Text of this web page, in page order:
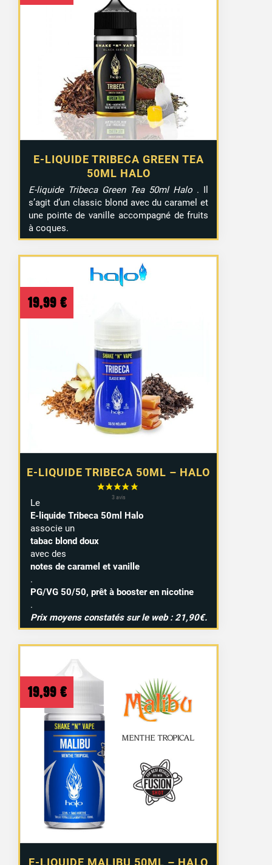
E-LIQUIDE TRIBECA GREEN TEA
50ML HALO
E-liquide Tribeca Green Tea 50ml Halo . Il
s’agit d’un classic blond avec du caramel et
une pointe de vanille accompagné de fruits
à coques.
E-LIQUIDE TRIBECA 50ML – HALO
19,99 €
Le
E-liquide Tribeca 50ml Halo
associe un
tabac blond doux
avec des
notes de caramel et vanille
.
PG/VG 50/50, prêt à booster en nicotine
.
Prix moyens constatés sur le web : 21,90€.
E-LIQUIDE MALIBU 50ML – HALO
19,99 €